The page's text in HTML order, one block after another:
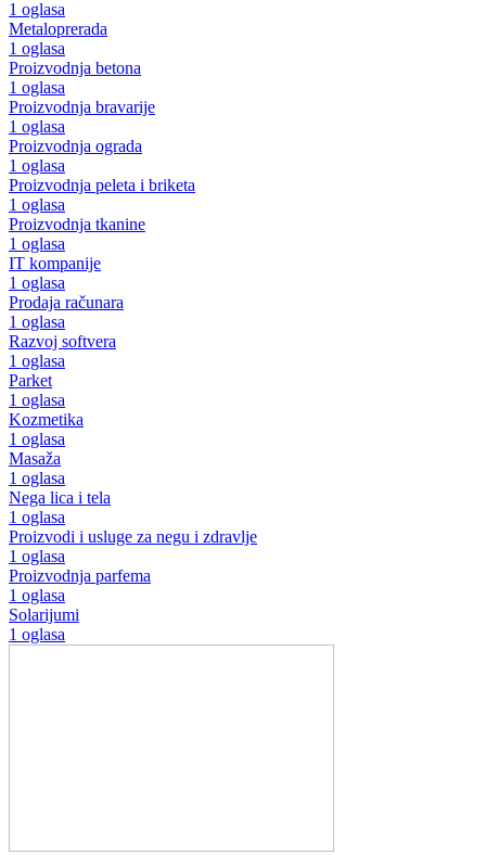
1 oglasa
Metaloprerada
1 oglasa
Proizvodnja betona
1 oglasa
Proizvodnja bravarije
1 oglasa
Proizvodnja ograda
1 oglasa
Proizvodnja peleta i briketa
1 oglasa
Proizvodnja tkanine
1 oglasa
IT kompanije
1 oglasa
Prodaja računara
1 oglasa
Razvoj softvera
1 oglasa
Parket
1 oglasa
Kozmetika
1 oglasa
Masaža
1 oglasa
Nega lica i tela
1 oglasa
Proizvodi i usluge za negu i zdravlje
1 oglasa
Proizvodnja parfema
1 oglasa
Solarijumi
1 oglasa